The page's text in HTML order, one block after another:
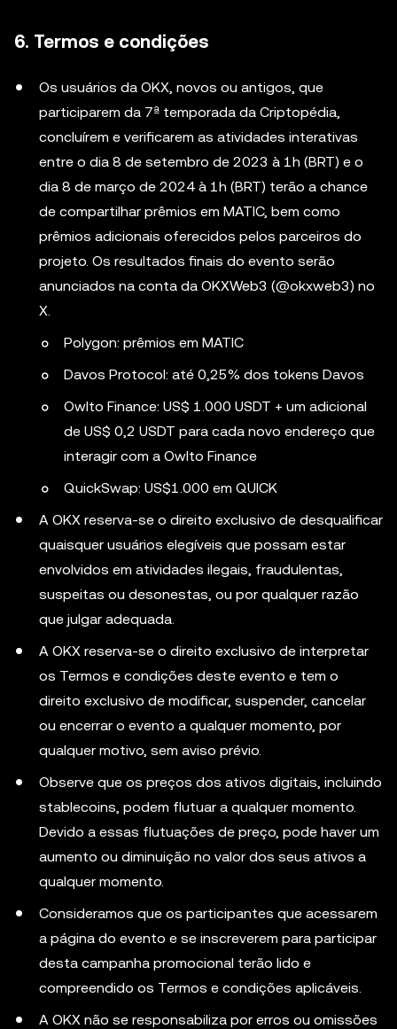
6. Termos e condições
Os usuários da OKX, novos ou antigos, que
participarem da 7ª temporada da Criptopédia,
concluírem e verificarem as atividades interativas
entre o dia 8 de setembro de 2023 à 1h (BRT) e o
dia 8 de março de 2024 à 1h (BRT) terão a chance
de compartilhar prêmios em MATIC, bem como
prêmios adicionais oferecidos pelos parceiros do
projeto. Os resultados finais do evento serão
anunciados na conta da OKXWeb3 (@okxweb3) no
X.
Polygon: prêmios em MATIC
Davos Protocol: até 0,25% dos tokens Davos
Owlto Finance: US$ 1.000 USDT + um adicional
de US$ 0,2 USDT para cada novo endereço que
interagir com a Owlto Finance
QuickSwap: US$1.000 em QUICK
A OKX reserva-se o direito exclusivo de desqualificar
quaisquer usuários elegíveis que possam estar
envolvidos em atividades ilegais, fraudulentas,
suspeitas ou desonestas, ou por qualquer razão
que julgar adequada.
A OKX reserva-se o direito exclusivo de interpretar
os Termos e condições deste evento e tem o
direito exclusivo de modificar, suspender, cancelar
ou encerrar o evento a qualquer momento, por
qualquer motivo, sem aviso prévio.
Observe que os preços dos ativos digitais, incluindo
stablecoins, podem flutuar a qualquer momento.
Devido a essas flutuações de preço, pode haver um
aumento ou diminuição no valor dos seus ativos a
qualquer momento.
Consideramos que os participantes que acessarem
a página do evento e se inscreverem para participar
desta campanha promocional terão lido e
compreendido os Termos e condições aplicáveis.
A OKX não se responsabiliza por erros ou omissões